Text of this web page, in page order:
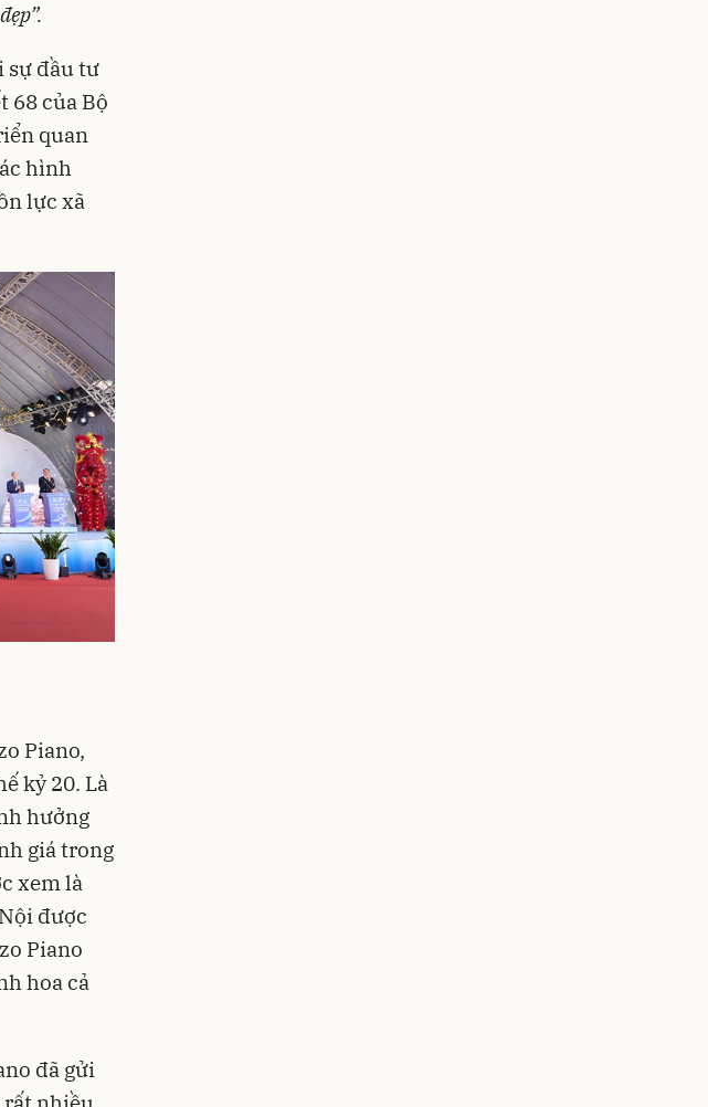
sự đầu tư
68 của Bộ
quan
hình
lực xã
Piano,
kỷ 20. Là
hưởng
giá trong
xem là
được
Piano
hoa cả
đã gửi